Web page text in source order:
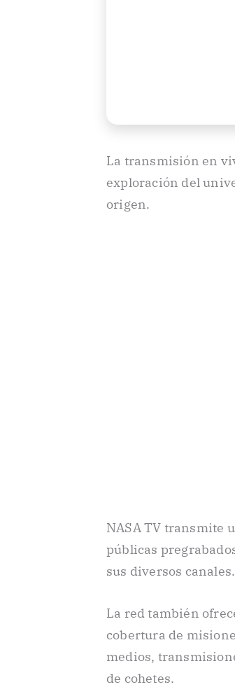
La transmisión en
exploración del
origen.
NASA TV transmite
públicas
sus diversos canales.
La red también
cobertura de
medios,
de cohetes.